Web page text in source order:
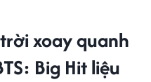
xoay quanh
Big Hit liệu